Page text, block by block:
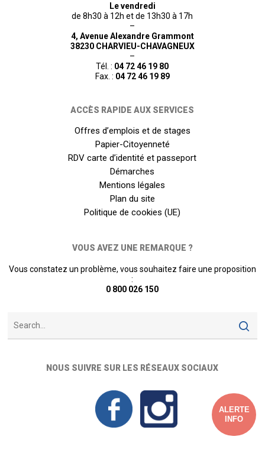
Le vendredi
de 8h30 à 12h et de 13h30 à 17h
–
4, Avenue Alexandre Grammont
38230 CHARVIEU-CHAVAGNEUX
–
Tél. : 04 72 46 19 80
Fax. : 04 72 46 19 89
ACCÈS RAPIDE AUX SERVICES
Offres d’emplois et de stages
Papier-Citoyenneté
RDV carte d’identité et passeport
Démarches
Mentions légales
Plan du site
Politique de cookies (UE)
VOUS AVEZ UNE REMARQUE ?
Vous constatez un problème, vous souhaitez faire une proposition
:
0 800 026 150
NOUS SUIVRE SUR LES RÉSEAUX SOCIAUX
ALERTE
INFO